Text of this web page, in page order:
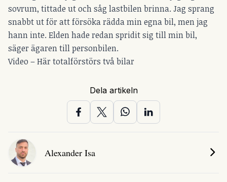
sovrum, tittade ut och såg lastbilen brinna. Jag sprang
snabbt ut för att försöka rädda min egna bil, men jag
hann inte. Elden hade redan spridit sig till min bil,
säger ägaren till personbilen.
Video –Här totalförstörs två bilar
Dela artikeln
Alexander Isa